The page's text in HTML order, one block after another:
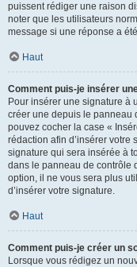
puissent rédiger une raison
noter que les utilisateurs
message si une réponse a
Haut
Comment puis-je insérer
Pour insérer une signature à
créer une depuis le panneau
pouvez cocher la case «
rédaction afin d’insérer votre
signature qui sera insérée à
dans le panneau de contrôle
option, il ne vous sera plus
d’insérer votre signature.
Haut
Comment puis-je créer un
Lorsque vous rédigez un